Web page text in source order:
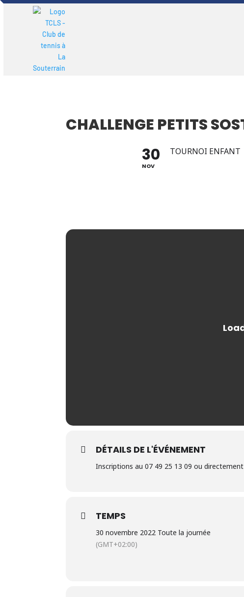
CHALLENGE PETITS
30
NOV
TOURNOI ENFANT
DÉTAILS DE L'ÉVÉNEMENT
Inscriptions au 07 49 25 13 09 ou directement
TEMPS
30 novembre 2022 Toute la journée
(GMT+02:00)